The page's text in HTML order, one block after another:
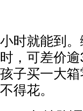
小时就能到
时，可差价
孩子买一大
不得花。